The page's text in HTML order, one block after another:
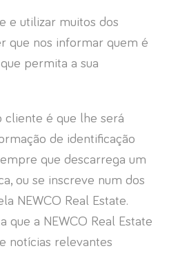
e utilizar muitos dos
que nos informar quem é
permita a sua
cliente é que lhe será
de identificação
que descarrega um
ou se inscreve num dos
NEWCO Real Estate.
que a NEWCO Real Estate
notícias relevantes